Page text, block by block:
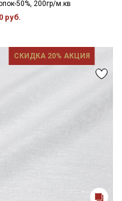
50%, 200гр/м.кв
руб.
СКИДКА 20% АКЦИЯ
персональных